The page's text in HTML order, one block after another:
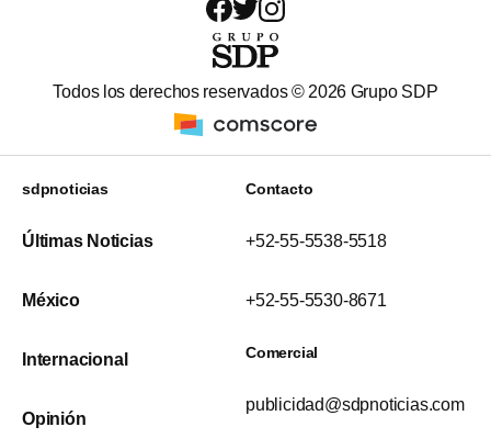
Todos los derechos reservados © 2026 Grupo SDP
sdpnoticias
Últimas Noticias
México
Internacional
Opinión
Contacto
+52-55-5538-5518
+52-55-5530-8671
Comercial
publicidad@sdpnoticias.com